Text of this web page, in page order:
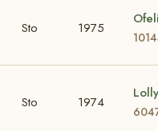
Sto 1975
Sto 1974